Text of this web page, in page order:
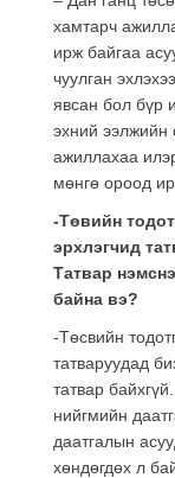
хамтарч
ирж байгаа
чуулган
явсан бол бүр
эхний ээлжийн
ажиллахаа
мөнгө ороод
-Төвийн
эрхлэгчид
Татвар
байна вэ?
-Төсвийн
татваруудад
татвар байхгүй
нийгмийн
даатгалын
хөндөгдөх л